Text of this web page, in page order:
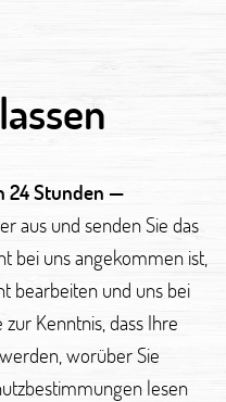
24 Stunden —
aus und senden Sie das
bei uns angekommen ist,
bearbeiten und uns bei
Kenntnis, dass Ihre
worüber Sie
lesen